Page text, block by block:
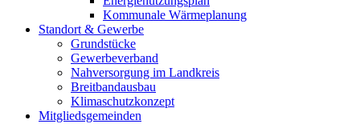
Kommunale Wärmeplanung
Standort & Gewerbe
Grundstücke
Gewerbeverband
Nahversorgung im Landkreis
Breitbandausbau
Klimaschutzkonzept
Mitgliedsgemeinden